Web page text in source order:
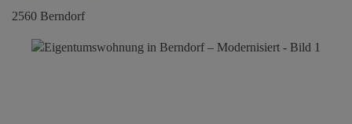
2560 Berndorf